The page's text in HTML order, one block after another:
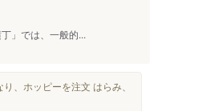
」では、一般的...
、ホッピーを注文 はらみ、